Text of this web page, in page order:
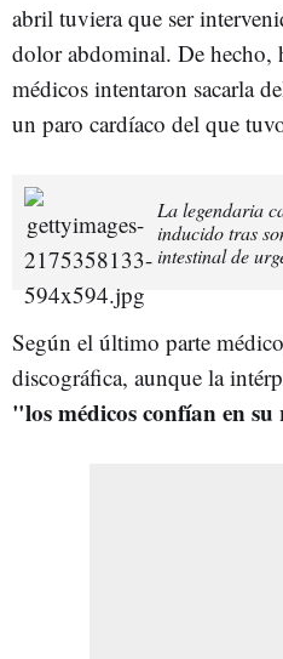
abril tuviera que ser
dolor abdominal. De hecho,
médicos intentaron sacarla
un paro cardíaco del que
La legendaria
inducido tras
intestinal de
Según el último parte
discográfica, aunque la
"los médicos confían en